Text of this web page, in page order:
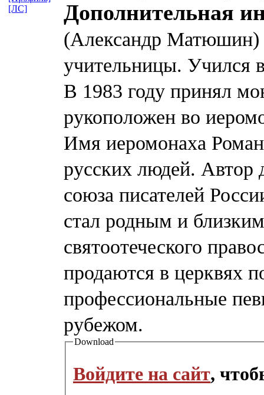
Дополнительная
(Александр Матюшин)
учительницы. Учился
В 1983 году принял
рукоположен во
Имя иеромонаха
русских людей. Автор
союза писателей
стал родным и
святоотеческого
продаются в церквях
профессиональные
рубежом.
Download
Войдите на сайт,
[ЛС]